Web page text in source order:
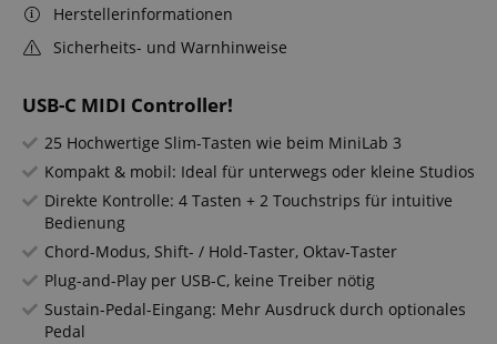
USB-C MIDI Controller!
25 Hochwertige Slim-Tasten wie beim MiniLab 3
Kompakt & mobil: Ideal für unterwegs oder kleine Studios
Direkte Kontrolle: 4 Tasten + 2 Touchstrips für intuitive
Bedienung
Chord-Modus, Shift- / Hold-Taster, Oktav-Taster
Plug-and-Play per USB-C, keine Treiber nötig
Sustain-Pedal-Eingang: Mehr Ausdruck durch optionales
Pedal
Herstellerinformationen
Sicherheits- und Warnhinweise